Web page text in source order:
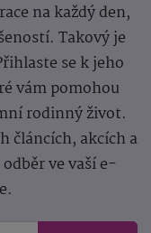
na každý den,
Takový je
se k jeho
vám pomohou
rodinný život.
článcích, akcích a
ve vaší e-